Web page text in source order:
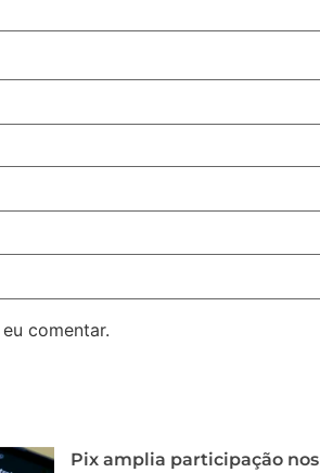
comentar.
Pix amplia participação nos